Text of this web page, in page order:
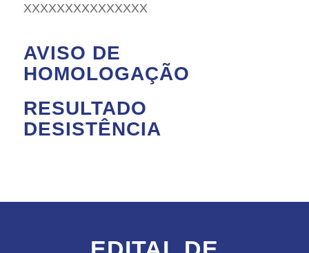
XXXXXXXXXXXXXXX
AVISO DE
HOMOLOGAÇÃO
RESULTADO
DESISTÊNCIA